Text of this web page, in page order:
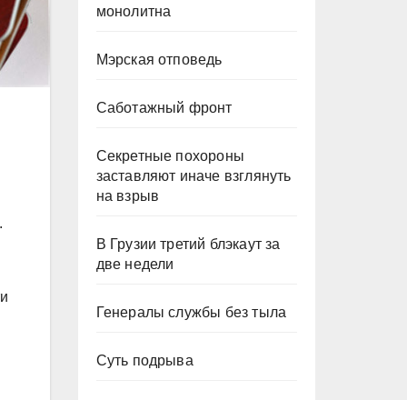
монолитна
Мэрская отповедь
Саботажный фронт
Секретные похороны
заставляют иначе взглянуть
на взрыв
В Грузии третий блэкаут за
две недели
Генералы службы без тыла
Суть подрыва